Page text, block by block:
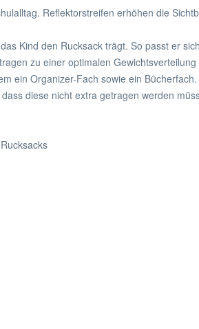
Reflektorstreifen erhöhen die
Kind den Rucksack trägt. So passt er
zu einer optimalen
ein Organizer-Fach sowie ein
diese nicht extra getragen werden